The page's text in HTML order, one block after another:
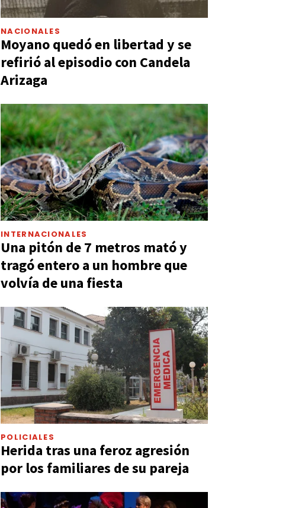
NACIONALES
Moyano quedó en libertad y se
refirió al episodio con Candela
Arizaga
INTERNACIONALES
Una pitón de 7 metros mató y
tragó entero a un hombre que
volvía de una fiesta
POLICIALES
Herida tras una feroz agresión
por los familiares de su pareja